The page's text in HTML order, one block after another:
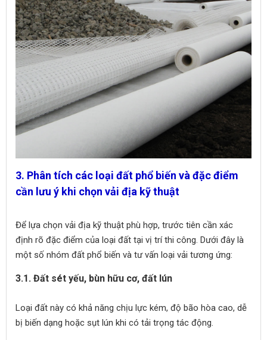
3. Phân tích các loại đất phổ biến và đặc điểm
cần lưu ý khi chọn vải địa kỹ thuật
Để lựa chọn vải địa kỹ thuật phù hợp, trước tiên cần xác
định rõ đặc điểm của loại đất tại vị trí thi công. Dưới đây là
một số nhóm đất phổ biến và tư vấn loại vải tương ứng:
3.1. Đất sét yếu, bùn hữu cơ, đất lún
Loại đất này có khả năng chịu lực kém, độ bão hòa cao, dễ
bị biến dạng hoặc sụt lún khi có tải trọng tác động.